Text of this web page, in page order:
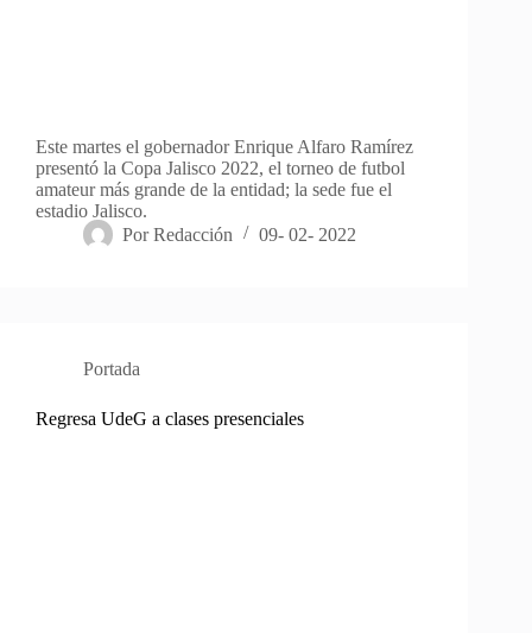
Este martes el gobernador Enrique Alfaro Ramírez
presentó la Copa Jalisco 2022, el torneo de futbol
amateur más grande de la entidad; la sede fue el
estadio Jalisco.
Por Redacción 09- 02- 2022
Portada
Regresa UdeG a clases presenciales